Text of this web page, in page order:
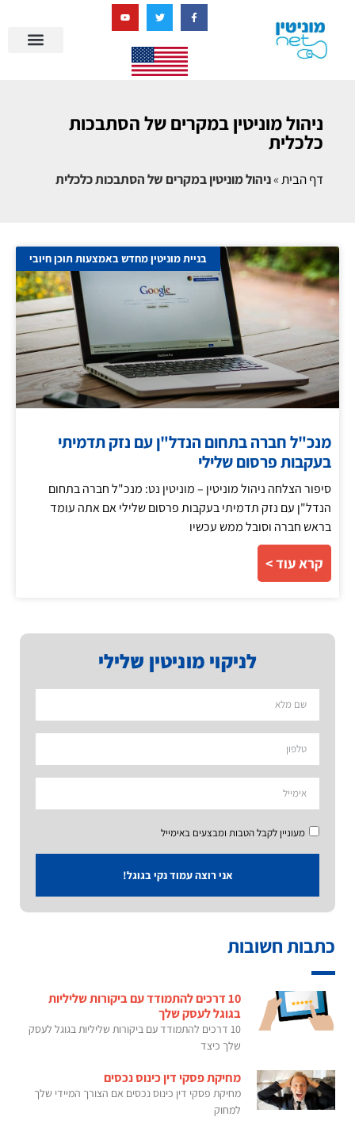
ניהול מוניטין במקרים של הסתבכות
כלכלית
דף הבית»ניהול מוניטין במקרים של הסתבכות כלכלית
לניקוי מוניטין שלילי
מעוניין לקבל הטבות ומבצעים באימייל
אני רוצה עמוד נקי בגוגל!
כתבות חשובות
10 דרכים להתמודד עם ביקורות שליליות
בגוגל לעסק שלך
10 דרכים להתמודד עם ביקורות שליליות בגוגל לעסק
שלך כיצד
מחיקת פסקי דין כינוס נכסים
מחיקת פסקי דין כינוס נכסים אם הצורך המיידי שלך
למחוק
בניית מוניטין מחדש באמצעות תוכן חיובי
מנכ"ל חברה בתחום הנדל"ן עם נזק תדמיתי
בעקבות פרסום שלילי
סיפור הצלחה ניהול מוניטין – מוניטין נט: מנכ"ל חברה בתחום
הנדל"ן עם נזק תדמיתי בעקבות פרסום שלילי אם אתה עומד
בראש חברה וסובל ממש עכשיו
קרא עוד >